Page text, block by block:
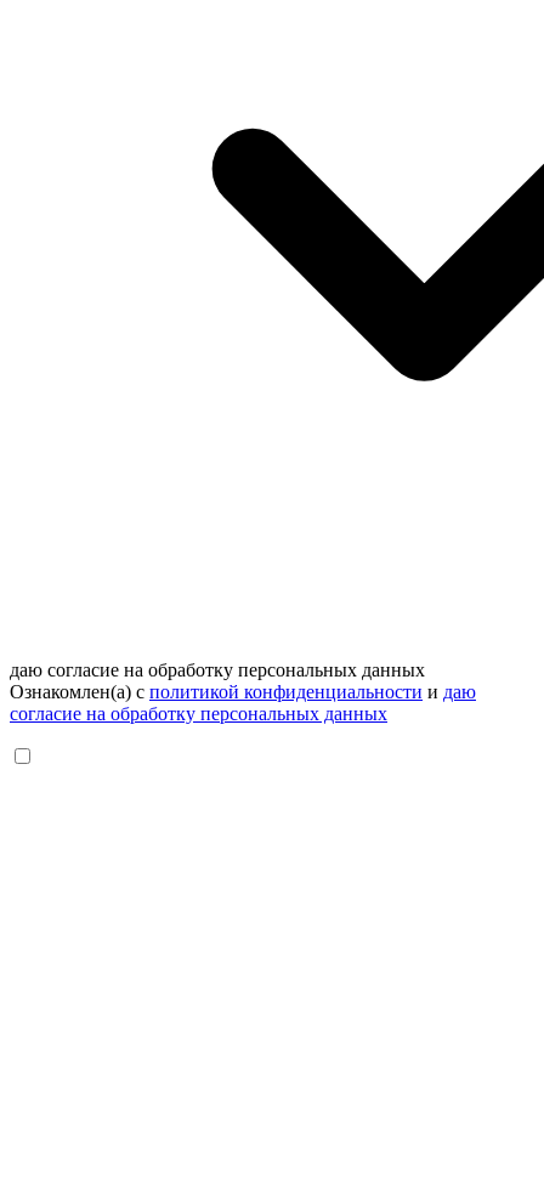
даю согласие на обработку персональных данных
Ознакомлен(а) с политикой конфиденциальности и даю
согласие на обработку персональных данных